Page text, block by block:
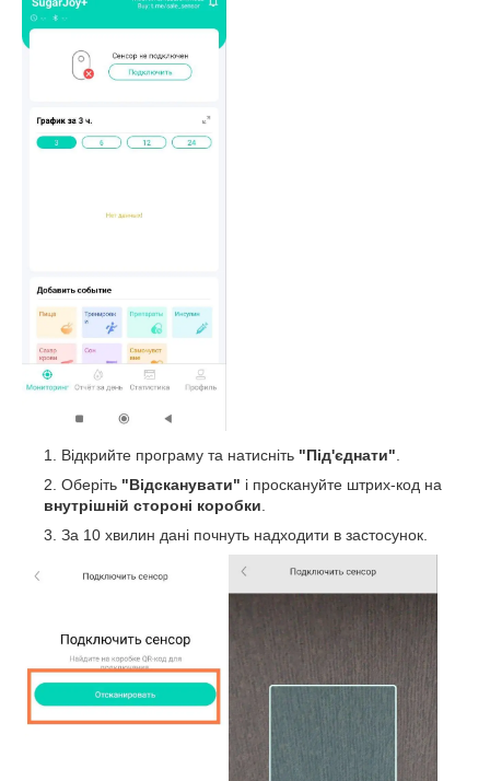
Відкрийте програму та натисніть "Під'єднати".
Оберіть "Відсканувати" і проскануйте штрих-код на
внутрішній стороні коробки.
За 10 хвилин дані почнуть надходити в застосунок.